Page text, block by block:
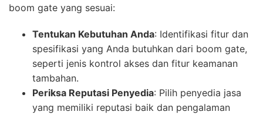
boom gate yang sesuai:
Tentukan Kebutuhan Anda: Identifikasi fitur dan
spesifikasi yang Anda butuhkan dari boom gate,
seperti jenis kontrol akses dan fitur keamanan
tambahan.
Periksa Reputasi Penyedia: Pilih penyedia jasa
yang memiliki reputasi baik dan pengalaman